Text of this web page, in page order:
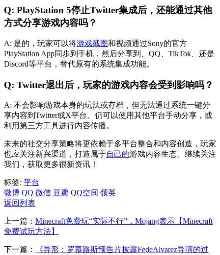
Q: PlayStation 5停止Twitter集成后，还能通过其他
方式分享游戏内容吗？
A: 是的，玩家可以将游戏截图和视频通过Sony的官方
PlayStation App同步到手机，然后分享到、QQ、TikTok、还是
Discord等平台，替代原有的系统集成功能。
Q: Twitter退出后，玩家的游戏内容会受到影响吗？
A: 不会影响游戏本身的玩法或存档，但无法通过系统一键分
享内容到Twitter或X平台。仍可以使用其他平台手动分享，或
利用第三方工具进行内容传播。
未来的社交分享策略将更依赖于多平台整合和内容创造，玩家
也应关注新兴渠道，打造属于自己的游戏内容生态。继续关注
我们，获取更多很新资讯！
标签: 平台
微博 QQ 微信 豆瓣 QQ空间 领英
返回列表
上一篇： Minecraft免费玩“实际不行”，Mojang表示【Minecraft
免费试玩方法】
下一篇：
《异形：罗慕路斯预告片披露FedeAlvarez导演的过